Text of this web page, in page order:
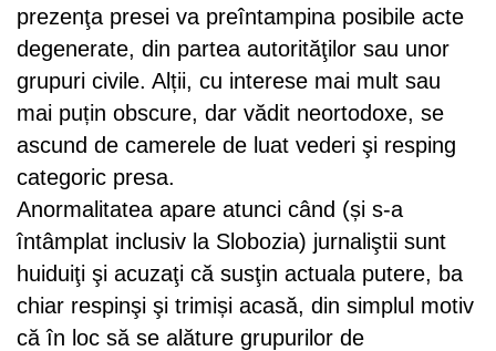
prezenţa presei va preîntampina posibile acte
degenerate, din partea autorităţilor sau unor
grupuri civile. Alții, cu interese mai mult sau
mai puțin obscure, dar vădit neortodoxe, se
ascund de camerele de luat vederi şi resping
categoric presa.
Anormalitatea apare atunci când (și s-a
întâmplat inclusiv la Slobozia) jurnaliştii sunt
huiduiţi şi acuzaţi că susţin actuala putere, ba
chiar respinşi şi trimiși acasă, din simplul motiv
că în loc să se alăture grupurilor de